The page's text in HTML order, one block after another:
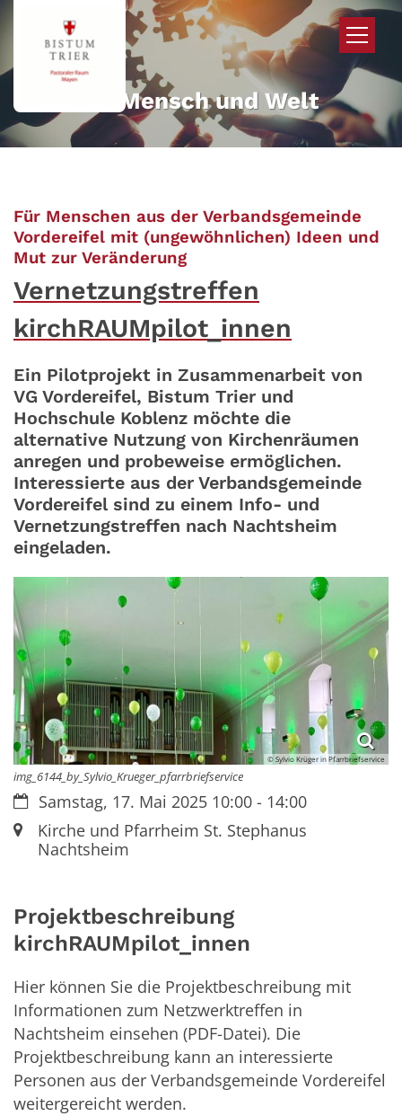
Zum Inhalt springen
Mehr für Mensch und Welt
Für Menschen aus der Verbandsgemeinde
Vordereifel mit (ungewöhnlichen) Ideen und
Mut zur Veränderung:
Vernetzungstreffen
kirchRAUMpilot_innen
Ein Pilotprojekt in Zusammenarbeit von
VG Vordereifel, Bistum Trier und
Hochschule Koblenz möchte die
alternative Nutzung von Kirchenräumen
anregen und probeweise ermöglichen.
Interessierte aus der Verbandsgemeinde
Vordereifel sind zu einem Info- und
Vernetzungstreffen nach Nachtsheim
eingeladen.
© Sylvio Krüger in Pfarrbriefservice
img_6144_by_Sylvio_Krueger_pfarrbriefservice
Datum:Samstag, 17. Mai 2025 10:00 - 14:00
Ort:Kirche und Pfarrheim St. Stephanus
Nachtsheim
Projektbeschreibung
kirchRAUMpilot_innen
Hier können Sie die Projektbeschreibung mit
Informationen zum Netzwerktreffen in
Nachtsheim einsehen (PDF-Datei). Die
Projektbeschreibung kann an interessierte
Personen aus der Verbandsgemeinde Vordereifel
weitergereicht werden.